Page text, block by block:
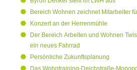
Bereich Wohnen zeichnet Mitarbeiter
Konzert an der Herrenmühle
Der Bereich Arbeiten und Wohnen
ein neues Fahrrad
Persönliche Zukunftsplanung
Das Wohntraining-Deichstraße-